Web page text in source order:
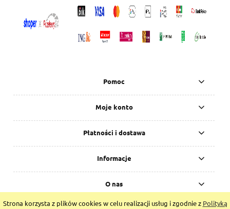
Strona korzysta z plików cookies w celu realizacji usług i zgodnie z Polityką
Pomoc
Moje konto
Płatności i dostawa
Informacje
O nas